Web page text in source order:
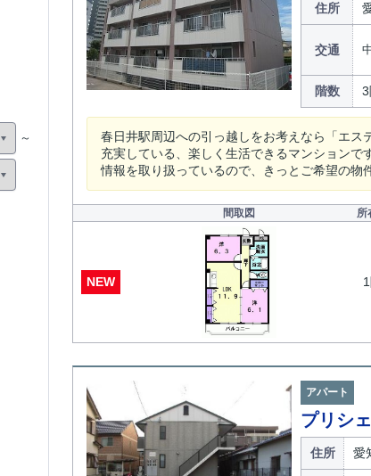
住所
交通
階数
春日井駅周辺への引っ越しをお考えなら「エ
充実している、楽しく生活できるマンション
情報を取り扱っているので、きっとご希望の物
間取図 所
NEW
アパート
プリシ
住所 愛